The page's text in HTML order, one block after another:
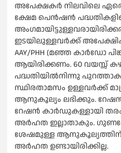
അപേക്ഷകർ നിലവിലെ
ക്ഷേമ പെൻഷൻ
ഇടയിലുള്ളവർക്ക്
AAY/PHH (മഞ്ഞ കാര്‍ഡോ
ആയിരിക്കണം. 60 വയസ്സ്
പദ്ധതിയില്‍നിന്നു
സ്ഥിരതാമസം ഉള്ളവര്‍ക്ക്
ആനുകൂല്യം ലഭിക്കും.
റേഷന്‍ കാര്‍ഡുകള്ളായി തരം
അര്‍ഹത ഇല്ലാതാകും.
ശേഷമുള്ള
അര്‍ഹത ഉണ്ടായിരിക്കില്ല.